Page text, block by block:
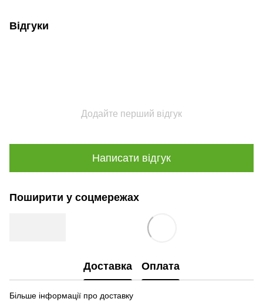
Відгуки
Додайте перший відгук
Написати відгук
Поширити у соцмережах
Доставка Оплата
Більше інформації про доставку